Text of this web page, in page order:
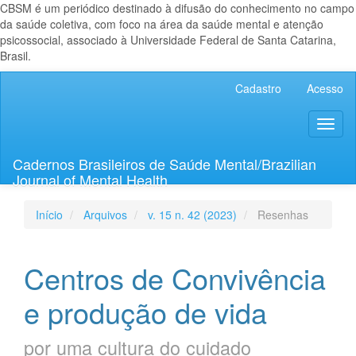
CBSM é um periódico destinado à difusão do conhecimento no campo
da saúde coletiva, com foco na área da saúde mental e atenção
psicossocial, associado à Universidade Federal de Santa Catarina,
Brasil.
Lateral
Cadastro Acesso
Cadernos Brasileiros de Saúde Mental/Brazilian
Journal of Mental Health
Início Arquivos v. 15 n. 42 (2023) Resenhas
Centros de Convivência
e produção de vida
por uma cultura do cuidado